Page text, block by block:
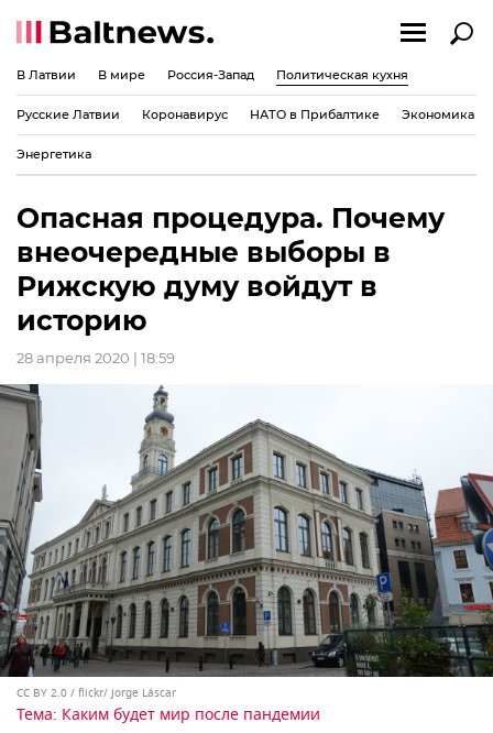
В Латвии В мире Россия-Запад Политическая кухня
Русские Латвии Коронавирус НАТО в Прибалтике Экономика
Энергетика
Опасная процедура. Почему
внеочередные выборы в
Рижскую думу войдут в
историю
28 апреля 2020 | 18:59
CC BY 2.0 / flickr/ Jorge Láscar
Тема: Каким будет мир после пандемии